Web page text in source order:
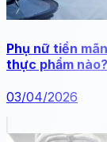
Phụ nữ tiền
thực phẩm nào?
03/04/2026